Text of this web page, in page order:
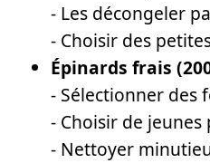
- Les décongeler
- Choisir des
Épinards frais
- Sélectionner des
- Choisir de jeunes
- Nettoyer